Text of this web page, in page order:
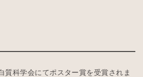
質科学会にてポスター賞を受賞されま